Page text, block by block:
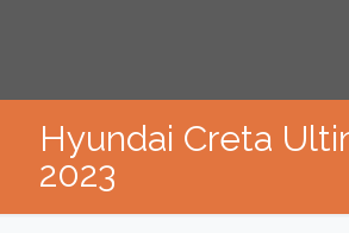
Hyundai Creta
2023